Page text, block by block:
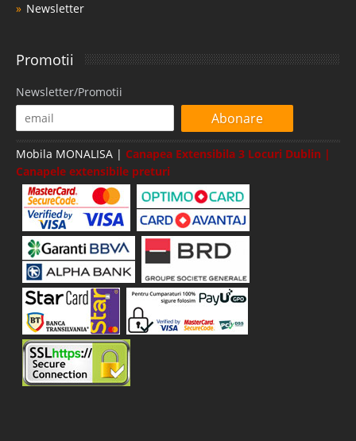
Newsletter
Promotii
Newsletter/Promotii
Abonare
Mobila MONALISA | Canapea Extensibila 3 Locuri Dublin |
Canapele extensibile preturi